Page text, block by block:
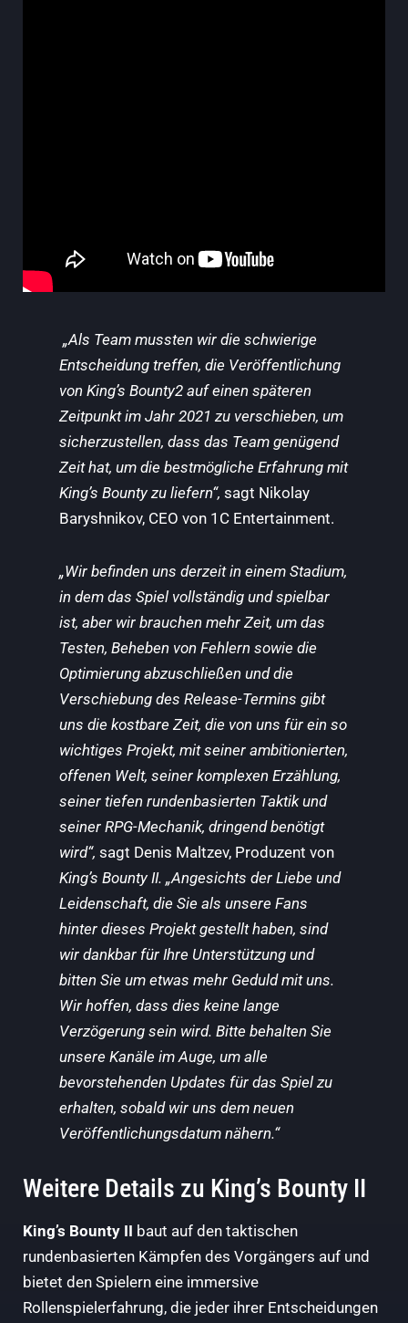
„Als Team mussten wir die schwierige
Entscheidung treffen, die Veröffentlichung
von King’s Bounty2 auf einen späteren
Zeitpunkt im Jahr 2021 zu verschieben, um
sicherzustellen, dass das Team genügend
Zeit hat, um die bestmögliche Erfahrung mit
King’s Bounty zu liefern“, sagt Nikolay
Baryshnikov, CEO von 1C Entertainment.
„Wir befinden uns derzeit in einem Stadium,
in dem das Spiel vollständig und spielbar
ist, aber wir brauchen mehr Zeit, um das
Testen, Beheben von Fehlern sowie die
Optimierung abzuschließen und die
Verschiebung des Release-Termins gibt
uns die kostbare Zeit, die von uns für ein so
wichtiges Projekt, mit seiner ambitionierten,
offenen Welt, seiner komplexen Erzählung,
seiner tiefen rundenbasierten Taktik und
seiner RPG-Mechanik, dringend benötigt
wird“, sagt Denis Maltzev, Produzent von
King’s Bounty II. „Angesichts der Liebe und
Leidenschaft, die Sie als unsere Fans
hinter dieses Projekt gestellt haben, sind
wir dankbar für Ihre Unterstützung und
bitten Sie um etwas mehr Geduld mit uns.
Wir hoffen, dass dies keine lange
Verzögerung sein wird. Bitte behalten Sie
unsere Kanäle im Auge, um alle
bevorstehenden Updates für das Spiel zu
erhalten, sobald wir uns dem neuen
Veröffentlichungsdatum nähern.“
Weitere Details zu King’s Bounty II
King’s Bounty II baut auf den taktischen
rundenbasierten Kämpfen des Vorgängers auf und
bietet den Spielern eine immersive
Rollenspielerfahrung, die jeder ihrer Entscheidungen